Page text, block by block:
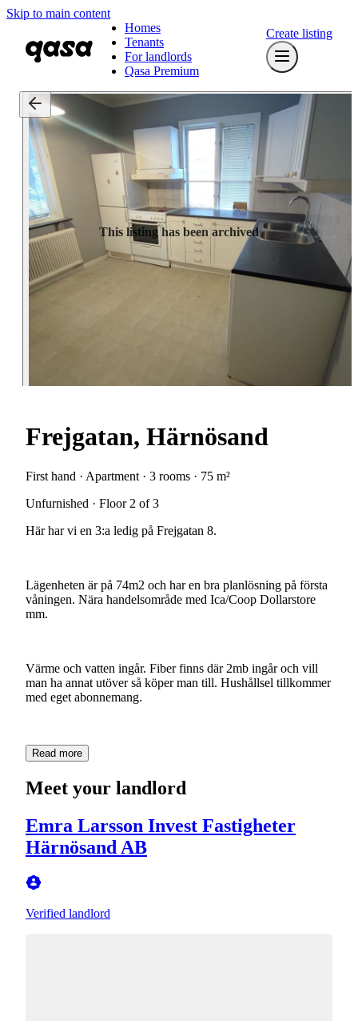
Skip to main content
Homes
Tenants
For landlords
Qasa Premium
Create listing
This listing has been archived
Frejgatan, Härnösand
First hand · Apartment · 3 rooms · 75 m²
Unfurnished · Floor 2 of 3
Härharvi en 3:a ledig på Frejgatan 8.
Lägenheten ärpå 74m2 och haren bra planlösning på första
våningen. Nära handelsområde med Ica/Coop Dollarstore
mm.
Värme och vatten ingår. Fiberfinns där2mb ingåroch vill
man ha annat utöverså köperman till. Hushållsel tillkommer
med eget abonnemang.
Read more
Meet your landlord
Emra Larsson Invest Fastigheter
Härnösand AB
Verified landlord